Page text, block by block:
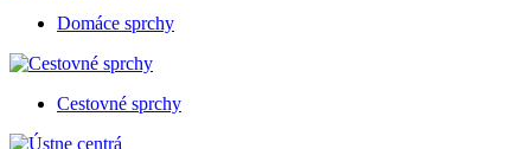
Domáce sprchy
Cestovné sprchy